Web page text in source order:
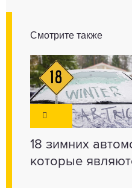
Смотрите также
18 зимних
которые